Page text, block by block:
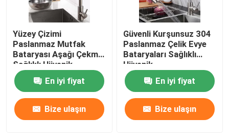
Yüzey Çizimi
Paslanmaz Mutfak
Bataryası Aşağı Çekme
Sağlıklı Hijyenik
En iyi fiyat
Bize ulaşın
Güvenli Kurşunsuz 304
Paslanmaz Çelik Evye
Bataryaları Sağlıklı
Hijyenik
En iyi fiyat
Bize ulaşın